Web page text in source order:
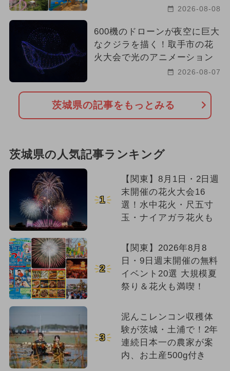
2026-08-08
600機のドローンが夜空に巨大
なクジラを描く！取手市の花
火大会で光のアニメーション
2026-08-07
茨城県の記事をもっとみる
茨城県の人気記事ランキング
1
【関東】8月1日・2日週
末開催の花火大会16
選！水中花火・尺五寸
玉・ナイアガラ花火も
2
【関東】2026年8月8
日・9日週末開催の無料
イベント20選 大規模夏
祭り＆花火も満喫！
3
泥んこレンコン収穫体
験が茨城・土浦で！2年
連続日本一の農家が案
内、お土産500g付き